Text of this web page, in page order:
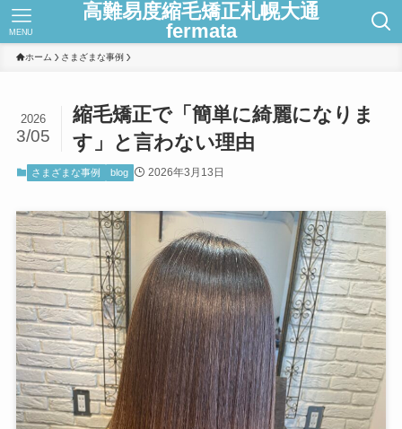
高難易度縮毛矯正札幌大通
fermata
MENU
ホーム さまざまな事例
縮毛矯正で「簡単に綺麗になりま
す」と言わない理由
2026
3/05
さまざまな事例 blog 2026年3月13日